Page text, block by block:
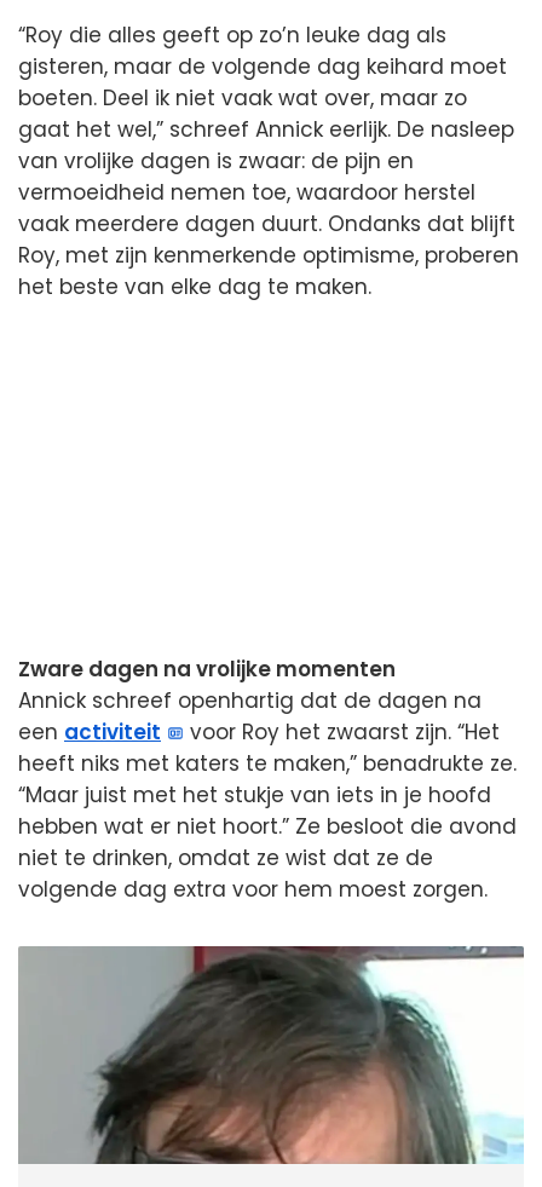
“Roy die alles geeft op zo’n leuke dag als
gisteren, maar de volgende dag keihard moet
boeten. Deel ik niet vaak wat over, maar zo
gaat het wel,” schreef Annick eerlijk. De nasleep
van vrolijke dagen is zwaar: de pijn en
vermoeidheid nemen toe, waardoor herstel
vaak meerdere dagen duurt. Ondanks dat blijft
Roy, met zijn kenmerkende optimisme, proberen
het beste van elke dag te maken.
Zware dagen na vrolijke momenten
Annick schreef openhartig dat de dagen na
een activiteit
voor Roy het zwaarst zijn. “Het
heeft niks met katers te maken,” benadrukte ze.
“Maar juist met het stukje van iets in je hoofd
hebben wat er niet hoort.” Ze besloot die avond
niet te drinken, omdat ze wist dat ze de
volgende dag extra voor hem moest zorgen.